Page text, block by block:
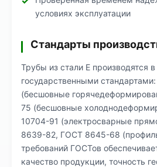
условиях эксплуатации
Стандарты
Трубы из стали Е производятся в
государственными
(бесшовные
75 (бесшовные
10704-91 (электросварные
8639-82, ГОСТ 8645-68
требований ГОСТов
качество продукции, точность